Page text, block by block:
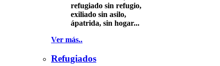
refugiado sin refugio,
exiliado sin asilo,
ápatrida, sin hogar...
Ver más..
Refugiados